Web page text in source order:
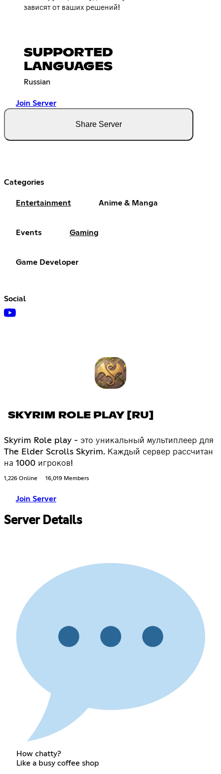
зависят от ваших решений!
SUPPORTED
LANGUAGES
Russian
Join Server
Share Server
Categories
Entertainment Anime & Manga
Events Gaming
Game Developer
Social
SKYRIM ROLE PLAY [RU]
Skyrim Role play - это уникальный мультиплеер для
The Elder Scrolls Skyrim. Каждый сервер рассчитан
на 1000 игроков!
1,226 Online 16,019 Members
Join Server
Server Details
How chatty?
Like a busy coffee shop